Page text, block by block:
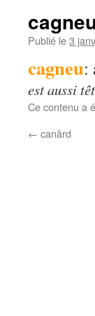
Publié le3
cagneu:
est aussi
Ce contenu a
← canârd